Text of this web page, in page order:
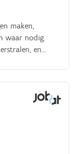
maken,
waar nodig.
en